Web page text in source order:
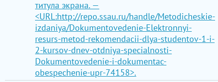
титула экрана. —
<URL:http://repo.ssau.ru/handle/Metodicheskie-
izdaniya/Dokumentovedenie-Elektronnyi-
resurs-metod-rekomendacii-dlya-studentov-1-i-
2-kursov-dnev-otdniya-specialnosti-
Dokumentovedenie-i-dokumentac-
obespechenie-upr-74158>.